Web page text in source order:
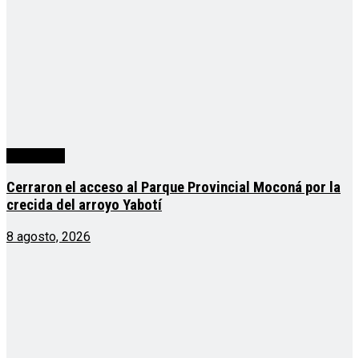
Cerraron el acceso al Parque Provincial Moconá por la
crecida del arroyo Yabotí
8 agosto, 2026